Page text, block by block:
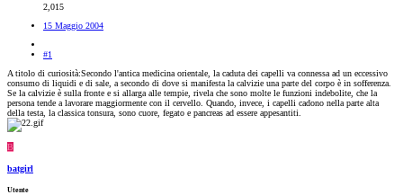
2,015
15 Maggio 2004
#1
A titolo di curiosità:Secondo l'antica medicina orientale, la caduta dei capelli va connessa ad un eccessivo
consumo di liquidi e di sale, a secondo di dove si manifesta la calvizie una parte del corpo è in sofferenza.
Se la calvizie è sulla fronte e si allarga alle tempie, rivela che sono molte le funzioni indebolite, che la
persona tende a lavorare maggiormente con il cervello. Quando, invece, i capelli cadono nella parte alta
della testa, la classica tonsura, sono cuore, fegato e pancreas ad essere appesantiti.
B
batgirl
Utente